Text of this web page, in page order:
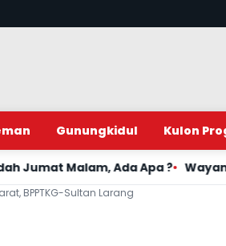
Gunungkidul Kulon
Ada Apa ? Wayangan Semalam
BPPTKG-Sultan Larang